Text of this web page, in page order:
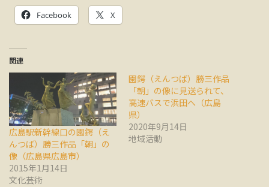
Facebook X
関連
広島駅新幹線口の園鍔（え
んつば）勝三作品「朝」の
像（広島県広島市）
2015年1月14日
文化芸術
園鍔（えんつば）勝三作品
「朝」の像に見送られて、
高速バスで浜田へ（広島
県）
2020年9月14日
地域活動